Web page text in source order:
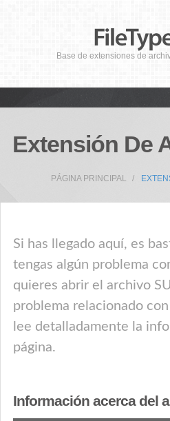
Base de extensiones de
Extensión De
PÁGINA PRINCIPAL
Si has llegado aquí, es
tengas algún problema
quieres abrir el archivo
problema relacionado
lee detalladamente la
página.
Información acerca del